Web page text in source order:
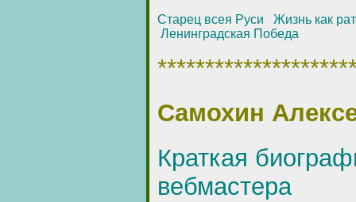
Старец всея Руси
Жизнь как
Ленинградская Победа
Самохин
Краткая
вебмастера